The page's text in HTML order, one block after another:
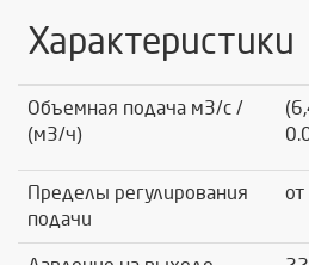
Характеристики
Объемная подача м3/с /
(м3/ч)
Пределы регулирования
подачи